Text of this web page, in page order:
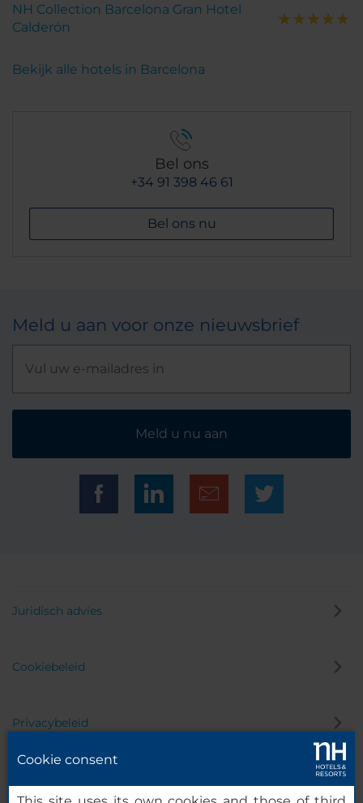
NH Collection Barcelona Gran Hotel
Calderón
Bekijk alle hotels in Barcelona
Bel ons
+34 91 398 46 61
Bel ons nu
Meld u aan voor onze nieuwsbrief
Meld u nu aan
Juridisch advies
Cookiebeleid
Privacybeleid
Cookie consent